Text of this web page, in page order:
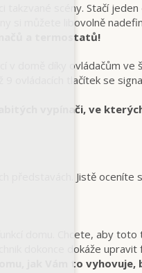
takzvané scény. Stačí
si můžete libovolně
a termostatů!
v domě díky ovládačům
9 ovládacích tlačítek se
vypínači, ve
představách. Jistě
domu. Chcete, aby
dokonce dokáže
jak Vám to vyhovuje,